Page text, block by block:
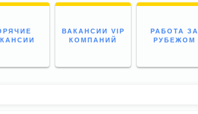
ВАКАНСИИ VIP
КОМПАНИЙ
РАБОТА ЗА
РУБЕЖОМ